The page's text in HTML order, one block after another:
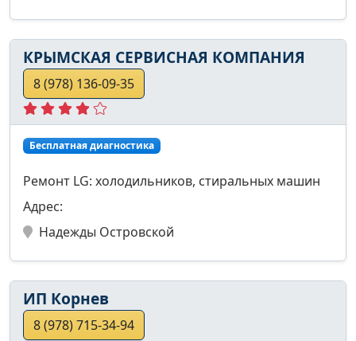
КРЫМСКАЯ СЕРВИСНАЯ КОМПАНИЯ
8 (978) 136-09-35
Бесплатная диагностика
Ремонт LG: холодильников, стиральных машин
Адрес:
Надежды Островской
ИП Корнев
8 (978) 715-34-94